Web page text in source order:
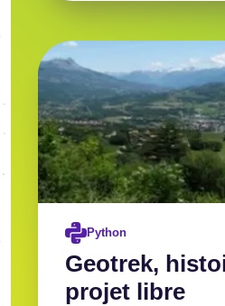
Geotrek,
projet libre
Python
Voir l'article
Image